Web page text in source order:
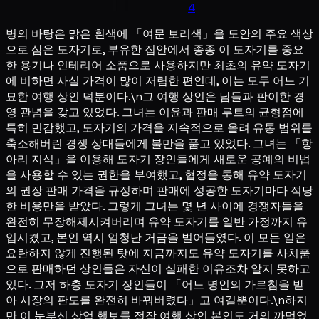
4
병의 바탕은 맑은 흰색에 「여문 보리색」을 도안의 주요 색상
으로 삼은 도자기로, 부유한 집안에서 종종 이 도자기를 중요
한 용기나 인테리어 소품으로 사용하지만 최초의 유약 도자기
에 비하면 사실 가격이 많이 저렴한 편인데, 이는 모두 어느 기
묘한 여행 상인 덕분이다.\n그 여행 상인은 남들과 판이한 경
영 관념을 갖고 있었다. 그녀는 이윤과 판매 루트의 균형점에
특히 민감했고, 도자기의 가격을 지속적으로 올려 유통 범위를
축소해버린 경쟁 상대들에게 불만을 품고 있었다. 그녀는 「항
아리 지식」을 이용해 도자기 장인들에게 새로운 공예의 비법
을 사용할 수 있는 권한을 부여했고, 협정을 통해 유약 도자기
의 권장 판매 가격을 규정하며 판매에 성공한 도자기마다 적당
한 비용만을 받았다. 그렇게 그녀는 몇 년 사이에 경쟁자들을
완전히 무장해제시켜버리며 유약 도자기를 일반 가정까지 유
입시켰고, 본인 역시 엄청난 거금을 벌어들였다. 이 모든 일은
요란하지 않게 진행된 탓에 지금까지도 유약 도자기를 사치품
으로 판매하던 상인들은 자신이 실패한 이유조차 알지 못하고
있다. 그저 하층 도자기 장인들이 「어느 명인의 가르침을 받
아 시장의 판도를 완전히 바꿔버렸다」고 여길뿐이다.\n하지
만 이 눈부신 상업 행보를 정작 여행 상인 본인도 거의 까먹었